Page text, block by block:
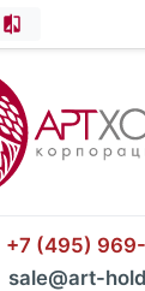
⠀+7 (495)
⠀sale@art-